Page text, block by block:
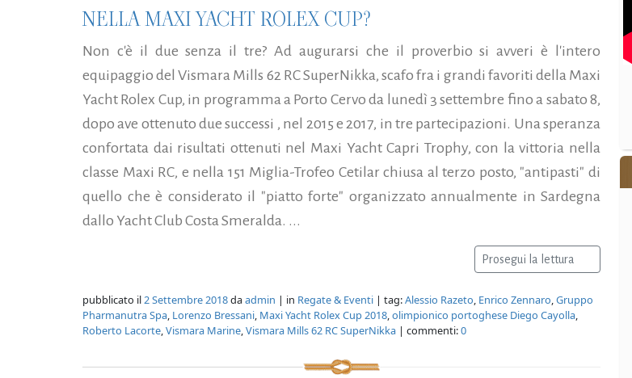
NELLA MAXI YACHT ROLEX CUP?
Non c'è il due senza il tre? Ad augurarsi che il proverbio si avveri è l'intero
equipaggio del Vismara Mills 62 RC SuperNikka, scafo fra i grandi favoriti della Maxi
Yacht Rolex Cup, in programma a Porto Cervo da lunedì 3 settembre fino a sabato 8,
dopo ave ottenuto due successi , nel 2015 e 2017, in tre partecipazioni. Una speranza
confortata dai risultati ottenuti nel Maxi Yacht Capri Trophy, con la vittoria nella
classe Maxi RC, e nella 151 Miglia-Trofeo Cetilar chiusa al terzo posto, "antipasti" di
quello che è considerato il "piatto forte" organizzato annualmente in Sardegna
dallo Yacht Club Costa Smeralda. ...
Prosegui la lettura
pubblicato il2 Settembre 2018daadmin | in Regate & Eventi | tag:Alessio Razeto, Enrico Zennaro,Gruppo
Pharmanutra Spa, Lorenzo Bressani, Maxi Yacht Rolex Cup 2018,olimpionico portoghese Diego Cayolla,
Roberto Lacorte,Vismara Marine,Vismara Mills 62 RC SuperNikka | commenti:0